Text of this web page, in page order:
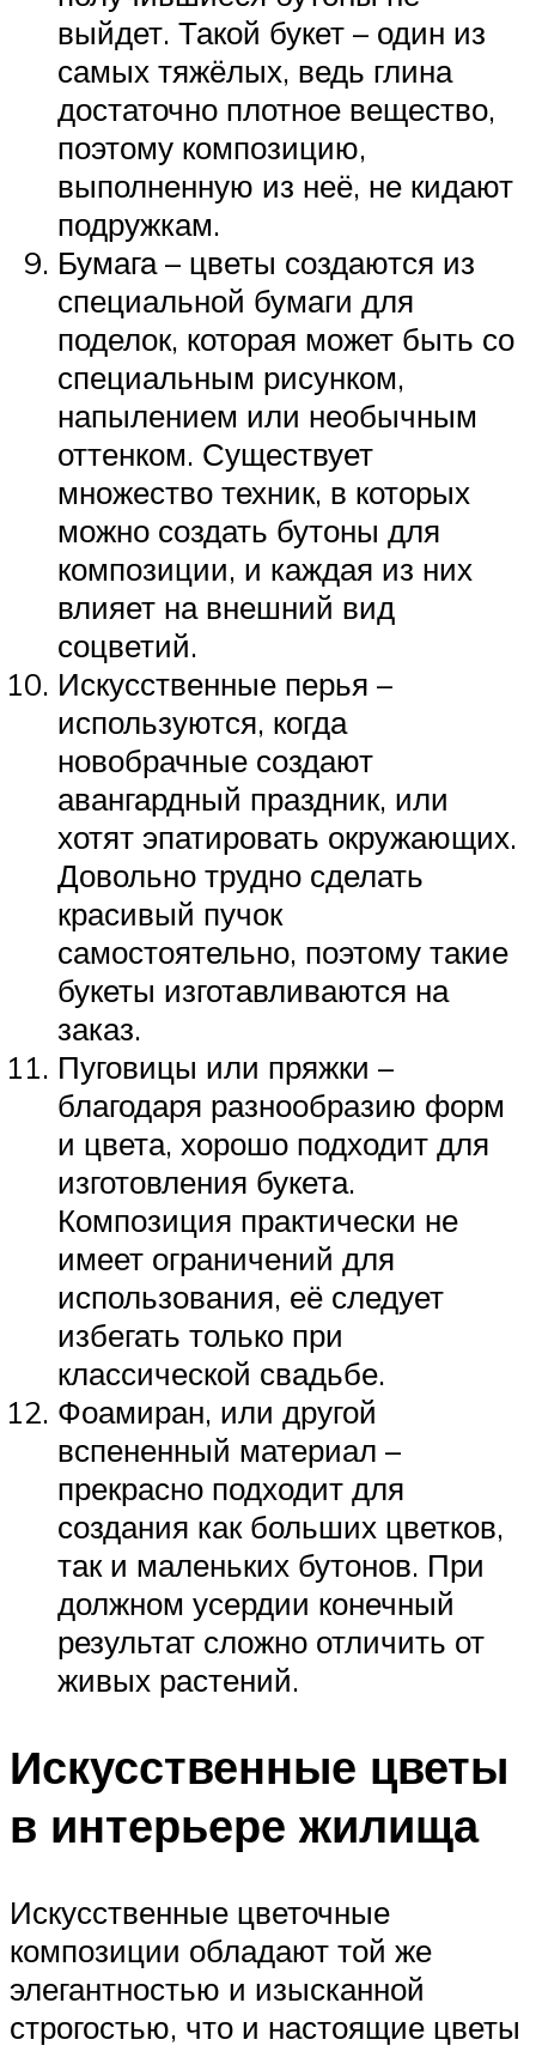
выйдет. Такой букет – один из
самых тяжёлых, ведь глина
достаточно плотное вещество,
поэтому композицию,
выполненную из неё, не кидают
подружкам.
Бумага – цветы создаются из
специальной бумаги для
поделок, которая может быть со
специальным рисунком,
напылением или необычным
оттенком. Существует
множество техник, в которых
можно создать бутоны для
композиции, и каждая из них
влияет на внешний вид
соцветий.
Искусственные перья –
используются, когда
новобрачные создают
авангардный праздник, или
хотят эпатировать окружающих.
Довольно трудно сделать
красивый пучок
самостоятельно, поэтому такие
букеты изготавливаются на
заказ.
Пуговицы или пряжки –
благодаря разнообразию форм
и цвета, хорошо подходит для
изготовления букета.
Композиция практически не
имеет ограничений для
использования, её следует
избегать только при
классической свадьбе.
Фоамиран, или другой
вспененный материал –
прекрасно подходит для
создания как больших цветков,
так и маленьких бутонов. При
должном усердии конечный
результат сложно отличить от
живых растений.
Искусственные цветы
в интерьере жилища
Искусственные цветочные
композиции обладают той же
элегантностью и изысканной
строгостью, что и настоящие цветы